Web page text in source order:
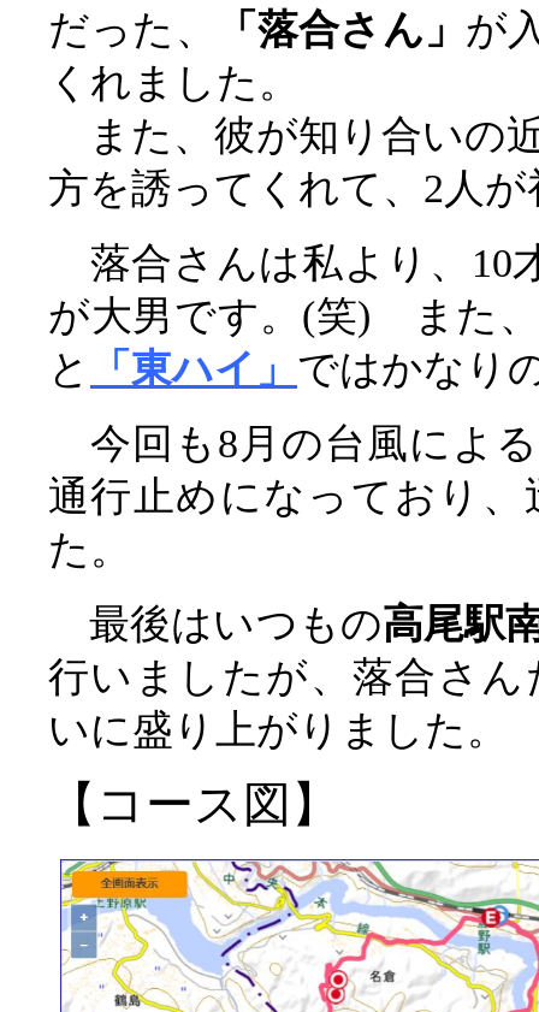
だった、
「落合さん」 が
くれました。
また、彼が知り合いの
方を誘ってくれて、2人
落合さんは私より、10
が大男です。(笑) また
と
「東ハイ」 ではかなり
今回も8月の台風によ
通行止めになっており
た。
最後はいつもの高尾駅
行いましたが、落合さ
いに盛り上がりました。
【コース図】